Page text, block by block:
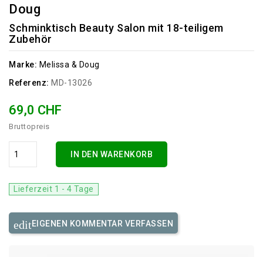
Doug
Schminktisch Beauty Salon mit 18-teiligem
Zubehör
Marke: Melissa & Doug
Referenz: MD-13026
69,0 CHF
Bruttopreis
IN DEN WARENKORB
Lieferzeit 1 - 4 Tage
EIGENEN KOMMENTAR VERFASSEN